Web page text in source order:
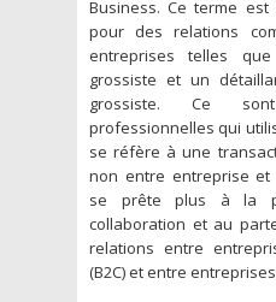
Business. Ce terme
pour des relations
entreprises telles
grossiste et un
grossiste. Ce
professionnelles qui
se réfère à une
non entre entreprise et
se prête plus à la
collaboration et au
relations entre
(B2C) et entre